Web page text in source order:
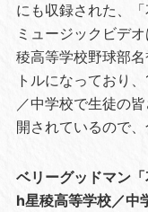
にも収録された、
ミュージックビデ
稜高等学校野球部
トルになっており
／中学校で生徒の
開されているので
ベリーグッドマン
h星稜高等学校／中